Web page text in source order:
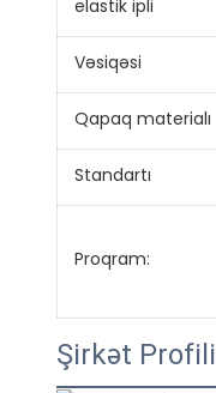
elastik ipli
Vəsiqəsi
Qapaq materialı
Standartı
Proqram:
Şirkət Profili